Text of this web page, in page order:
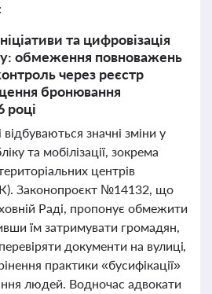
та цифровізація
обмеження повноважень
через реєстр
бронювання
році
значні зміни у
та мобілізації, зокрема
центрів
Законопроєкт №14132, що
Раді, пропонує обмежити
їм затримувати громадян,
документи на вулиці,
практики «бусифікації»
людей. Водночас адвокати